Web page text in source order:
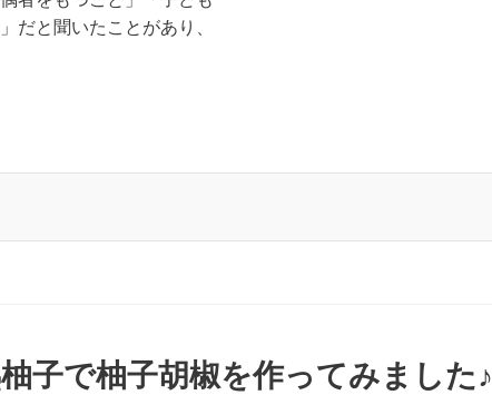
だと聞いたことがあり、
子で柚子胡椒を作ってみました♪